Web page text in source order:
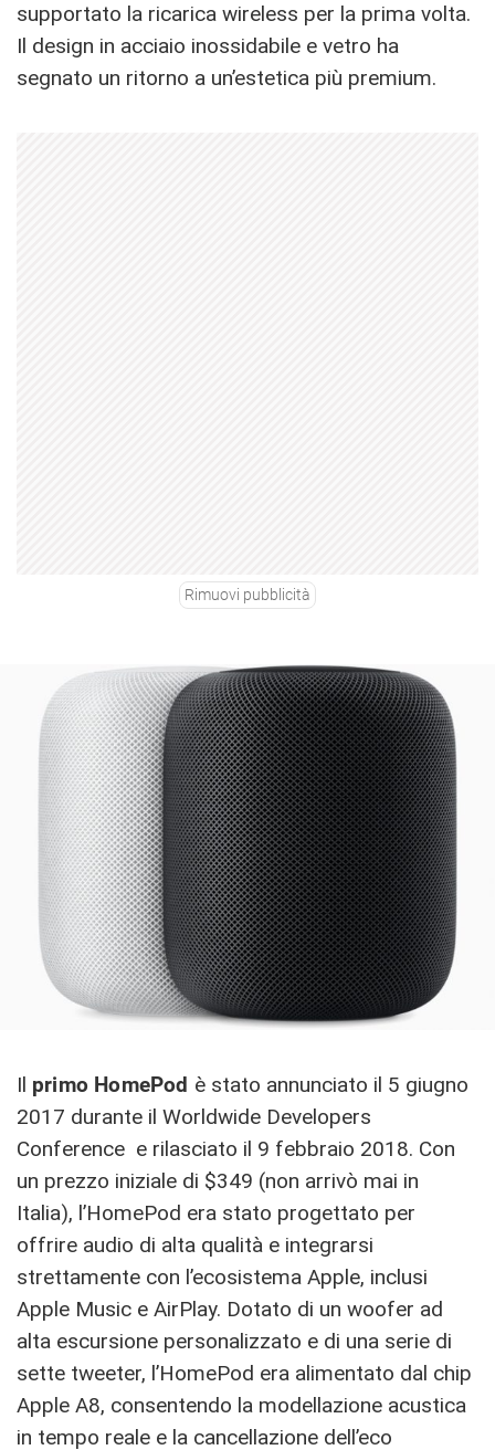
supportato la ricarica wireless per la prima volta.
Il design in acciaio inossidabile e vetro ha
segnato un ritorno a un’estetica più premium.
Rimuovi pubblicità
Il primo HomePod è stato annunciato il 5 giugno
2017 durante il Worldwide Developers
Conference e rilasciato il 9 febbraio 2018. Con
un prezzo iniziale di $349 (non arrivò mai in
Italia), l’HomePod era stato progettato per
offrire audio di alta qualità e integrarsi
strettamente con l’ecosistema Apple, inclusi
Apple Music e AirPlay. Dotato di un woofer ad
alta escursione personalizzato e di una serie di
sette tweeter, l’HomePod era alimentato dal chip
Apple A8, consentendo la modellazione acustica
in tempo reale e la cancellazione dell’eco